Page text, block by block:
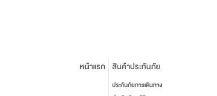
หน้าแรก สินค้าประกันภัย
ประกันภัยการเดินทาง